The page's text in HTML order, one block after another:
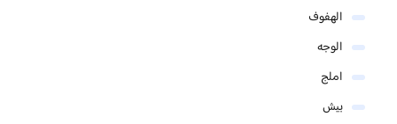
الهفوف
الوجه
املج
بيش